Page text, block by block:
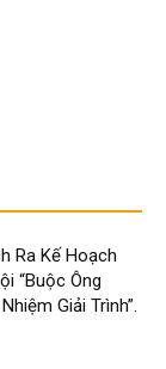
Ra Kế Hoạch
“Buộc Ông
Giải Trình”.